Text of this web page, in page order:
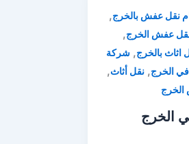
نقل عفش بالخرج,
نقل عفش الخرج,
بالخرج, شركة
الخرج, نقل أثاث,
الخرج